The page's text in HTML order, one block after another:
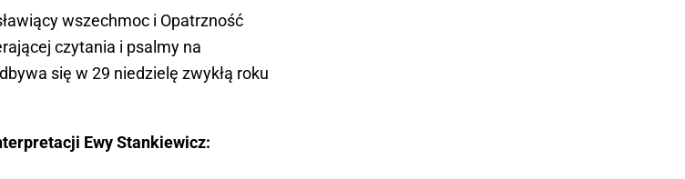
wszechmoc i Opatrzność
czytania i psalmy na
się w 29 niedzielę zwykłą roku
Ewy Stankiewicz: